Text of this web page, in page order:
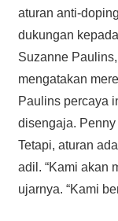
aturan anti-
dukungan
Suzanne
mengatakan
Paulins percaya
disengaja.
Tetapi, aturan
adil. “Kami akan
ujarnya. “Kami